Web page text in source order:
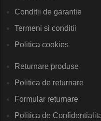
Conditii de garantie
Termeni si conditii
Politica cookies
Returnare produse
Politica de returnare
Formular returnare
Politica de